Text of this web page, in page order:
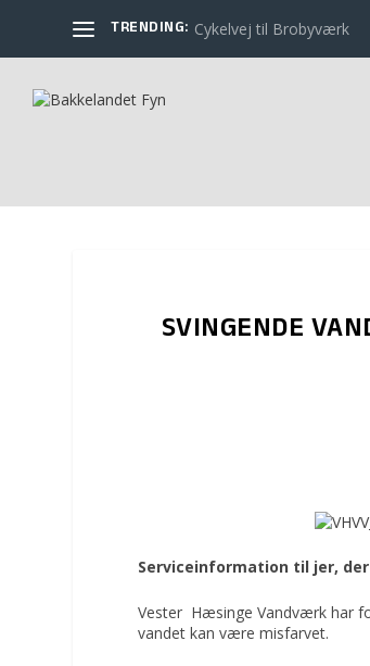
TRENDING: Cykelvej til Brobyværk
SVINGENDE
Serviceinformation til jer,
Vester Hæsinge Vandværk har
vandet kan være misfarvet.